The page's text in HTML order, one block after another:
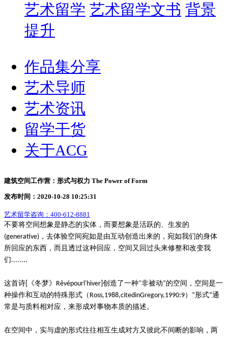
艺术留学 艺术留学文书 背景
提升
作品集分享
艺术导师
艺术资讯
留学干货
关于ACG
建筑空间工作营：形式与权力 The Power of Form
发布时间：2020-10-28 10:25:31
艺术留学咨询： 400-612-8881
不要将空间想象是静态的实体，而要想象是活跃的、生发的
(generative) ，去体验空间宛如是由互动创造出来的，宛如我们的身体
所回应的东西，而且透过这种回应，空间又回过头来修整和改变我
们 ........
这首诗 《冬梦》 Rêvépourl'hiver] 创造了一种"非被动”的空间，空间是一
种操作和互动的特殊形式（ Ross,1988,citedinGregory,1990:9） “形式”通
常是与质料相对应，来形成对事物本质的描述。
在空间中，实与虚的形式往往相互生成对方又彼此不间断的影响，两